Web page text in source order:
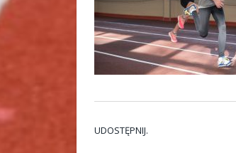
UDOSTĘPNIJ.